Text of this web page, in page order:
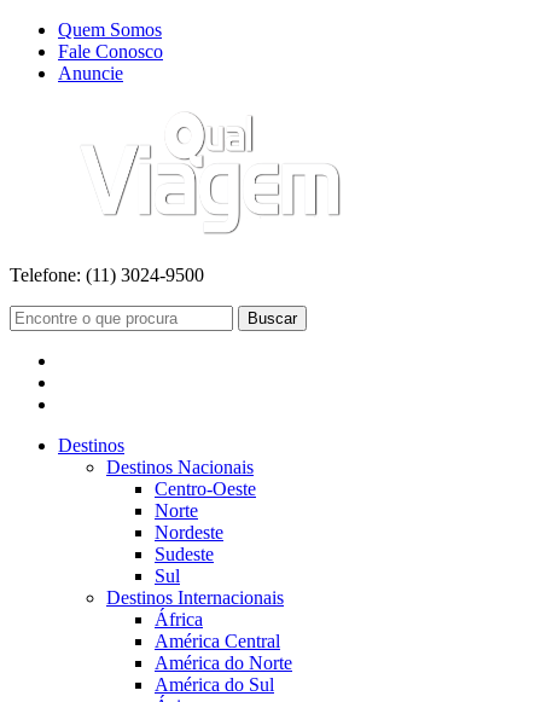
Quem Somos
Fale Conosco
Anuncie
Telefone: (11) 3024-9500
Buscar
Destinos
Destinos Nacionais
Centro-Oeste
Norte
Nordeste
Sudeste
Sul
Destinos Internacionais
África
América Central
América do Norte
América do Sul